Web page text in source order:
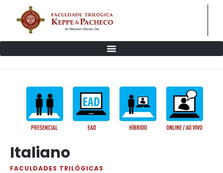
Italiano
FACULDADES TRILÓGICAS